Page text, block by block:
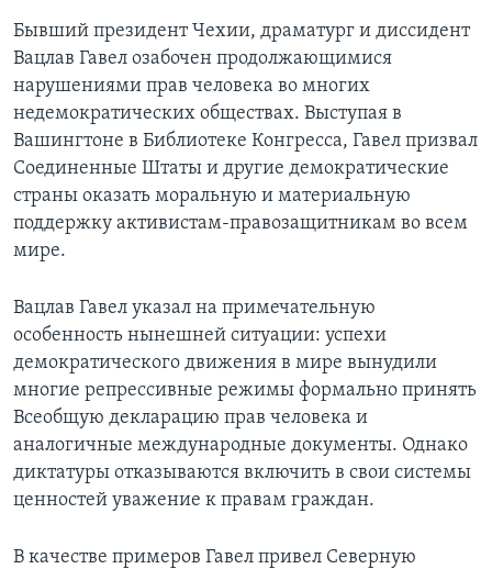
навигации
Перейти
поиск
ИТОГИ
ПОЧЕМУ ЭТО ВАЖНО?
ДИСКУССИЯ VOA
ДЕТАЛИ
АМЕРИКА. БОЛЬШОЕ ПУТЕШЕСТВИЕ
НАША АМЕРИКАНСКАЯ ИСТОРИЯ
А КАК В АМЕРИКЕ?
АРТЕФАКТЫ
АМЕРИКАНСКИЕ ГОРОДКИ
ИНТЕРВЬЮ
ФАКТЫ ПРОТИВ ФЕЙКОВ
ЗА СВОБОДУ ПРЕССЫ
УЧИМ АНГЛИЙСКИЙ
ВИДЕО
ПОДПИСКА НА НОВОСТИ
СОЦИАЛЬНЫЕ СЕТИ
Языки
Бывший президент Чехии, драматург и диссидент
Вацлав Гавел озабочен продолжающимися
нарушениями прав человека во многих
недемократических обществах. Выступая в
Вашингтоне в Библиотеке Конгресса, Гавел призвал
Соединенные Штаты и другие демократические
страны оказать моральную и материальную
поддержку активистам-правозащитникам во всем
мире.
Вацлав Гавел указал на примечательную
особенность нынешней ситуации: успехи
демократического движения в мире вынудили
многие репрессивные режимы формально принять
Всеобщую декларацию прав человека и
аналогичные международные документы. Однако
диктатуры отказываются включить в свои системы
ценностей уважение к правам граждан.
В качестве примеров Гавел привел Северную